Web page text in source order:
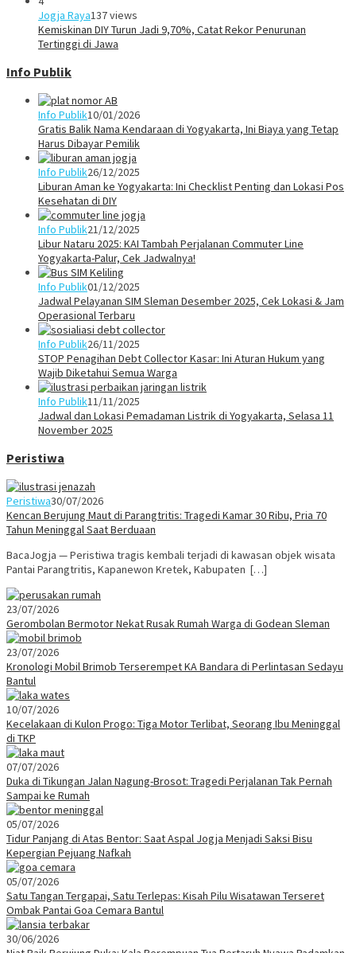
Jogja Raya137 views
Kemiskinan DIY Turun Jadi 9,70%, Catat Rekor Penurunan
Tertinggi di Jawa
Info Publik
Info Publik10/01/2026
Gratis Balik Nama Kendaraan di Yogyakarta, Ini Biaya yang Tetap
Harus Dibayar Pemilik
Info Publik26/12/2025
Liburan Aman ke Yogyakarta: Ini Checklist Penting dan Lokasi Pos
Kesehatan di DIY
Info Publik21/12/2025
Libur Nataru 2025: KAI Tambah Perjalanan Commuter Line
Yogyakarta-Palur, Cek Jadwalnya!
Info Publik01/12/2025
Jadwal Pelayanan SIM Sleman Desember 2025, Cek Lokasi & Jam
Operasional Terbaru
Info Publik26/11/2025
STOP Penagihan Debt Collector Kasar: Ini Aturan Hukum yang
Wajib Diketahui Semua Warga
Info Publik11/11/2025
Jadwal dan Lokasi Pemadaman Listrik di Yogyakarta, Selasa 11
November 2025
Peristiwa
Peristiwa30/07/2026
Kencan Berujung Maut di Parangtritis: Tragedi Kamar 30 Ribu, Pria 70
Tahun Meninggal Saat Berduaan
BacaJogja — Peristiwa tragis kembali terjadi di kawasan objek wisata
Pantai Parangtritis, Kapanewon Kretek, Kabupaten […]
23/07/2026
Gerombolan Bermotor Nekat Rusak Rumah Warga di Godean Sleman
23/07/2026
Kronologi Mobil Brimob Terserempet KA Bandara di Perlintasan Sedayu
Bantul
10/07/2026
Kecelakaan di Kulon Progo: Tiga Motor Terlibat, Seorang Ibu Meninggal
di TKP
07/07/2026
Duka di Tikungan Jalan Nagung-Brosot: Tragedi Perjalanan Tak Pernah
Sampai ke Rumah
05/07/2026
Tidur Panjang di Atas Bentor: Saat Aspal Jogja Menjadi Saksi Bisu
Kepergian Pejuang Nafkah
05/07/2026
Satu Tangan Tergapai, Satu Terlepas: Kisah Pilu Wisatawan Terseret
Ombak Pantai Goa Cemara Bantul
30/06/2026